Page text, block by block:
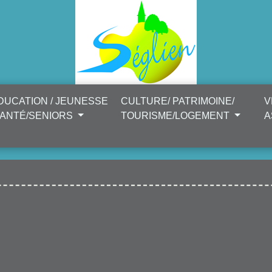
/ JEUNESSE
SENIORS
CULTURE/ PATRIMOINE/
TOURISME/LOGEMENT